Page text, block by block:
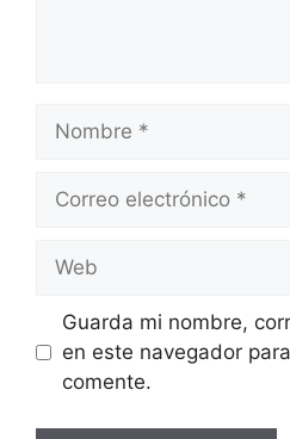
Guarda mi nombre,
en este navegador
comente.